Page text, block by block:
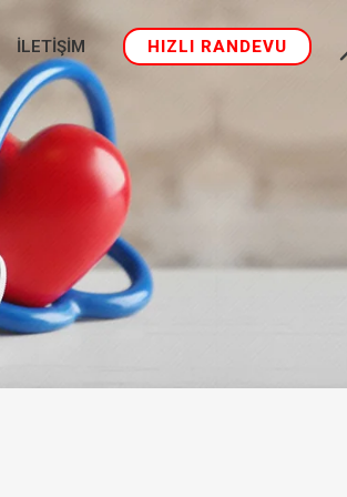
HIZLI RANDEVU
İLETIŞIM